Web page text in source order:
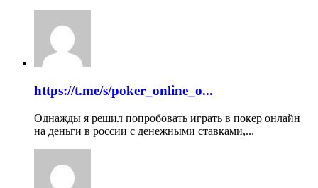
https://t.me/s/poker_online_o...
Однажды я решил попробовать играть в покер онлайн
на деньги в россии с денежными ставками,...